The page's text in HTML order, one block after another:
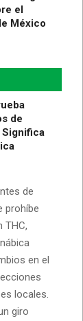
el
México
de
Significa
de
prohíbe
THC,
en el
locales.
giro